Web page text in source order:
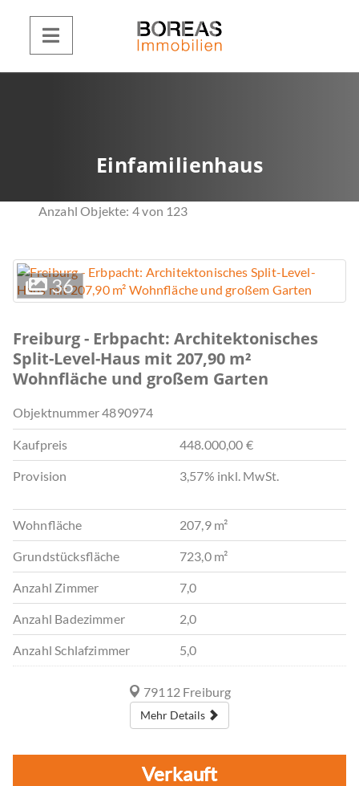
Einfamilienhaus
Anzahl Objekte: 4 von 123
36
Freiburg - Erbpacht: Architektonisches
Split-Level-Haus mit 207,90 m²
Wohnfläche und großem Garten
Objektnummer4890974
Kaufpreis 448.000,00 €
Provision 3,57% inkl. MwSt.
Wohnfläche 207,9 m²
Grundstücksfläche 723,0 m²
Anzahl Zimmer 7,0
Anzahl Badezimmer 2,0
Anzahl Schlafzimmer 5,0
79112 Freiburg
Mehr Details
Verkauft